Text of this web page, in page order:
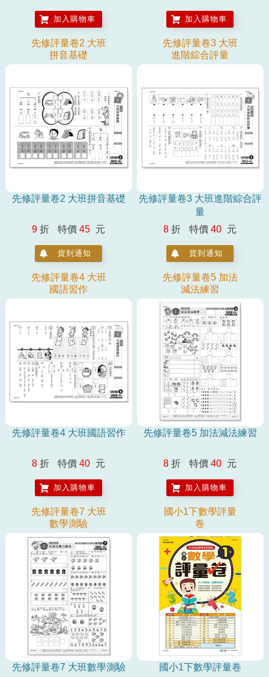
加入購物車 加入購物車
先修評量卷2 大班
拼音基礎
先修評量卷2 大班拼音基礎
9 折 特價 45 元
貨到通知
先修評量卷3 大班
進階綜合評量
先修評量卷3 大班進階綜合評
量
8 折 特價 40 元
貨到通知
先修評量卷4 大班
國語習作
先修評量卷4 大班國語習作
8 折 特價 40 元
加入購物車
先修評量卷5 加法
減法練習
先修評量卷5 加法減法練習
8 折 特價 40 元
加入購物車
先修評量卷7 大班
數學測驗
先修評量卷7 大班數學測驗
國小1下數學評量
卷
國小1下數學評量卷